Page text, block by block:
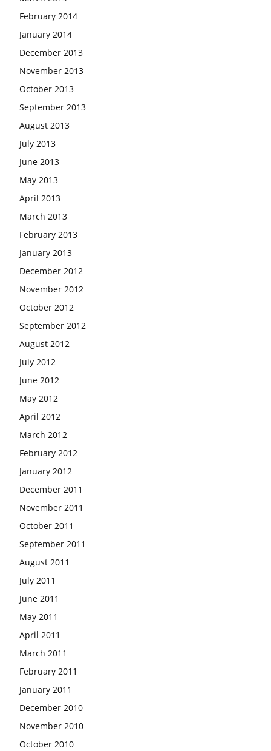
February 2014
January 2014
December 2013
November 2013
October 2013
September 2013
August 2013
July 2013
June 2013
May 2013
April 2013
March 2013
February 2013
January 2013
December 2012
November 2012
October 2012
September 2012
August 2012
July 2012
June 2012
May 2012
April 2012
March 2012
February 2012
January 2012
December 2011
November 2011
October 2011
September 2011
August 2011
July 2011
June 2011
May 2011
April 2011
March 2011
February 2011
January 2011
December 2010
November 2010
October 2010